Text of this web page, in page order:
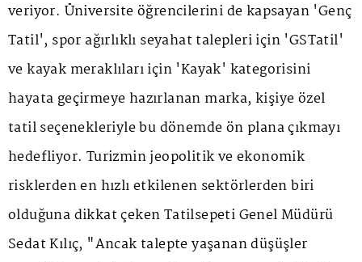
veriyor. Üniversite öğrencilerini de kapsayan 'Genç
Tatil', spor ağırlıklı seyahat talepleri için 'GSTatil'
ve kayak meraklıları için 'Kayak' kategorisini
hayata geçirmeye hazırlanan marka, kişiye özel
tatil seçenekleriyle bu dönemde ön plana çıkmayı
hedefliyor. Turizmin jeopolitik ve ekonomik
risklerden en hızlı etkilenen sektörlerden biri
olduğuna dikkat çeken Tatilsepeti Genel Müdürü
Sedat Kılıç, "Ancak talepte yaşanan düşüşler